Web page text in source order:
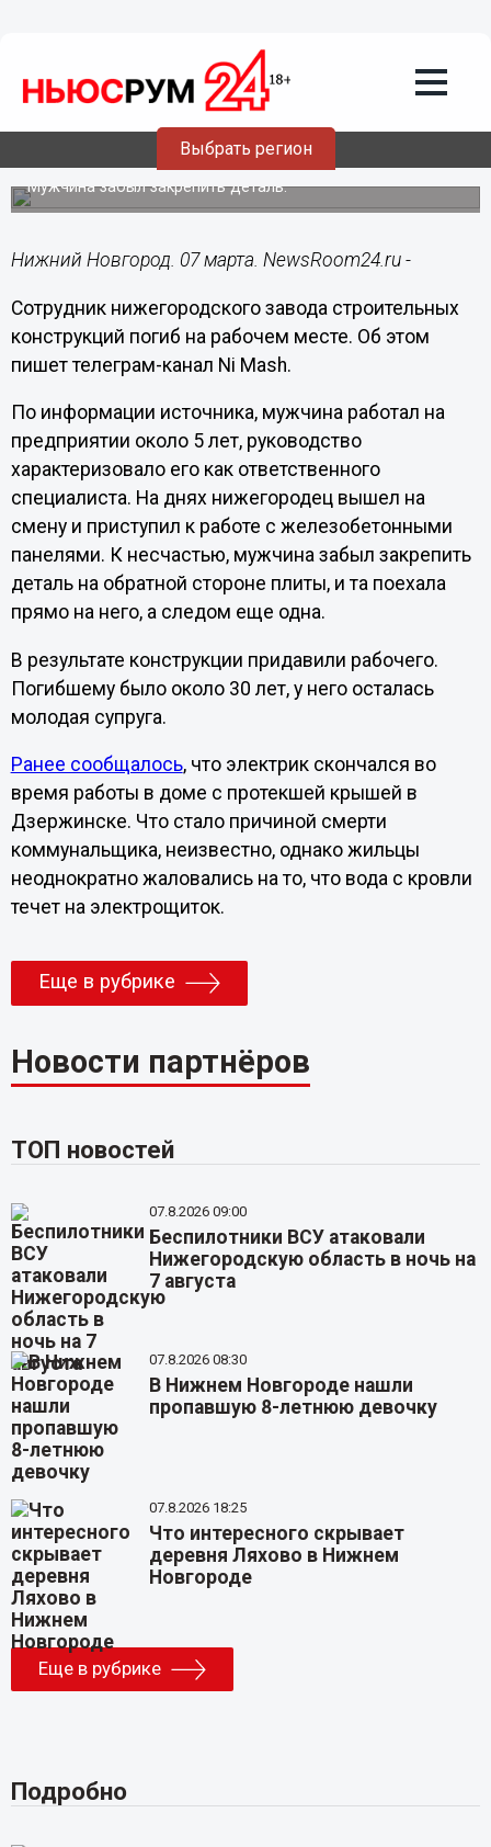
Выбрать регион
Железобетонные панели насмерть
придавили рабочего на
нижегородском заводе
Мужчина забыл закрепить деталь.
Нижний Новгород. 07 марта. NewsRoom24.ru -
Сотрудник нижегородского завода строительных
конструкций погиб на рабочем месте. Об этом
пишет телеграм-канал Ni Mash.
По информации источника, мужчина работал на
предприятии около 5 лет, руководство
характеризовало его как ответственного
специалиста. На днях нижегородец вышел на
смену и приступил к работе с железобетонными
панелями. К несчастью, мужчина забыл закрепить
деталь на обратной стороне плиты, и та поехала
прямо на него, а следом еще одна.
В результате конструкции придавили рабочего.
Погибшему было около 30 лет, у него осталась
молодая супруга.
Ранее сообщалось, что электрик скончался во
время работы в доме с протекшей крышей в
Дзержинске. Что стало причиной смерти
коммунальщика, неизвестно, однако жильцы
неоднократно жаловались на то, что вода с кровли
течет на электрощиток.
Еще в рубрике
Новости партнёров
ТОП новостей
07.8.2026 09:00
Беспилотники ВСУ атаковали
Нижегородскую область в ночь на
7 августа
07.8.2026 08:30
В Нижнем Новгороде нашли
пропавшую 8-летнюю девочку
07.8.2026 18:25
Что интересного скрывает
деревня Ляхово в Нижнем
Новгороде
Еще в рубрике
Подробно